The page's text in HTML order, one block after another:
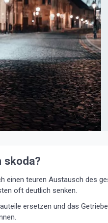
skoda?
einen teuren Austausch des
oft deutlich senken.
ersetzen und das